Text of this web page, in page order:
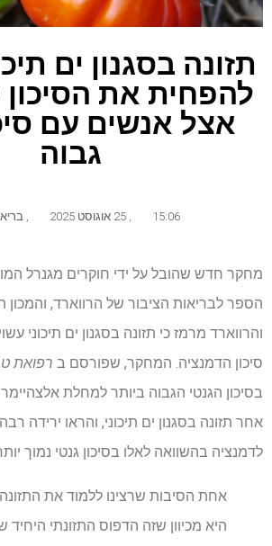
תזונה בסגנון ים
להפחית את הסיכון
אצל אנשים עם
גבוה
15:06
מחקר חדש שהובל על ידי חוקרים מגנרל
והרווארד מרמז כי תזונה בסגנון ים תיכוני
סיכון הדמנציה. המחקר, שפורסם ב רפואת
בסיכון הגנטי הגבוה ביותר למחלת
אחר תזונה בסגנון ים תיכוני, והראו ירידה
לדמנציה בהשוואה לאלו בסיכון גנטי נמוך
אחת הסיבות שרצינו ללמוד את התזונה
היא מכיוון שזה הדפוס התזונתי היחיד